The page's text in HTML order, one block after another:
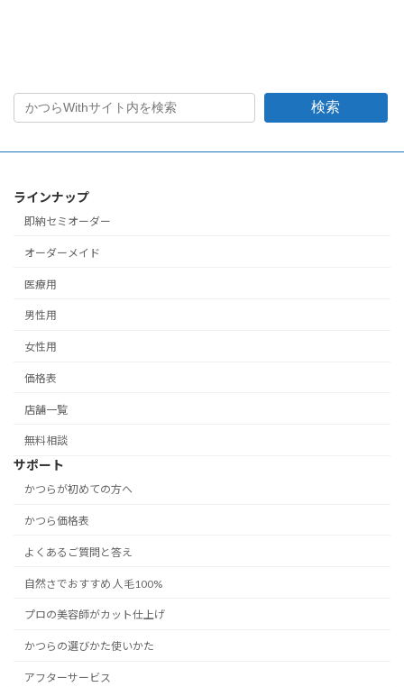
検索
ラインナップ
即納セミオーダー
オーダーメイド
医療用
男性用
女性用
価格表
店舗一覧
無料相談
サポート
かつらが初めての方へ
かつら価格表
よくあるご質問と答え
自然さでおすすめ 人毛100%
プロの美容師がカット仕上げ
かつらの選びかた使いかた
アフターサービス